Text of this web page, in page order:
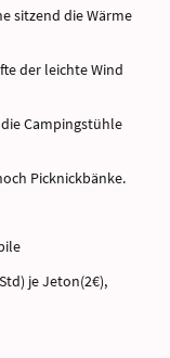
sitzend die Wärme
der leichte Wind
Campingstühle
Picknickbänke.
je Jeton(2€),